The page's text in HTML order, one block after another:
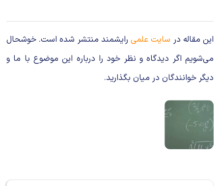
این مقاله در سایت علمیرایشمند منتشر شده است. خوشحال
می‌شویم اگر دیدگاه و نظر خود را درباره این موضوع با ما و
دیگر خوانندگان در میان بگذارید.